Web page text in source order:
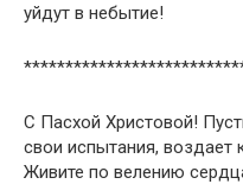
уйдут в небытие!
С Пасхой Христовой!
свои испытания, воздает
Живите по велению